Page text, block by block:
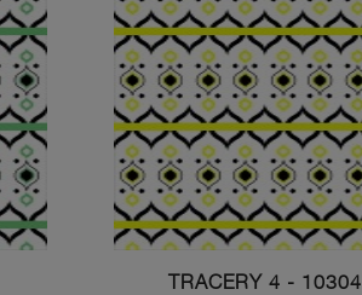
10304 - TRACERY 4